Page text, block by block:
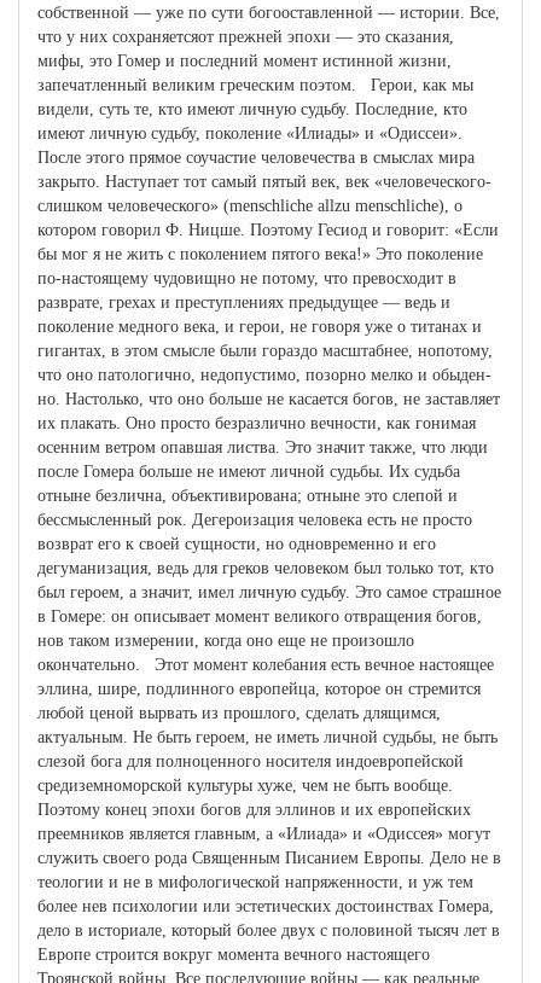
собственной — уже по сути богооставленной — истории. Все,
что у них сохраняетсяот прежней эпохи — это сказания,
мифы, это Гомер и последний мо­мент истинной жизни,
запечатленный великим греческим поэтом. Герои, как мы
видели, суть те, кто имеют личную судьбу. Послед­ние, кто
имеют личную судьбу, поколение «Илиады» и «Одиссеи».
После этого прямое соучастие человечества в смыслах мира
закры­то. Наступает тот самый пятый век, век «человеческого-
слишком человеческого» (menschliche allzu menschliche), о
котором говорил Ф. Ницше. Поэтому Гесиод и говорит: «Если
бы мог я не жить с по­колением пятого века!» Это поколение
по-настоящему чудовищно не потому, что превосходит в
разврате, грехах и преступлениях пре­дыдущее — ведь и
поколение медного века, и герои, не говоря уже о титанах и
гигантах, в этом смысле были гораздо масштабнее, нопотому,
что оно патологично, недопустимо, позорно мелко и обыден­
но. Настолько, что оно больше не касается богов, не заставляет
их плакать. Оно просто безразлично вечности, как гонимая
осенним ветром опавшая листва. Это значит также, что люди
после Гомера больше не имеют личной судьбы. Их судьба
отныне безлична, объ­ективирована; отныне это слепой и
бессмысленный рок. Дегероиза­ция человека есть не просто
возврат его к своей сущности, но одно­временно и его
дегуманизация, ведь для греков человеком был только тот, кто
был героем, а значит, имел личную судьбу. Это самое страш­ное
в Гомере: он описывает момент великого отвращения богов,
нов таком измерении, когда оно еще не произошло
окончательно. Этот момент колебания есть вечное настоящее
эллина, шире, подлинного европейца, которое он стремится
любой ценой вырвать из прошлого, сделать длящимся,
актуальным. Не быть героем, не иметь личной судьбы, не быть
слезой бога для полноценного носи­теля индоевропейской
средиземноморской культуры хуже, чем не быть вообще.
Поэтому конец эпохи богов для эллинов и их европей­ских
преемников является главным, а «Илиада» и «Одиссея» могут
служить своего рода Священным Писанием Европы. Дело не в
тео­логии и не в мифологической напряженности, и уж тем
более нев психологии или эстетических достоинствах Гомера,
дело в историале, который более двух с половиной тысяч лет в
Европе строится вокруг момента вечного настоящего
Троянской войны. Все последу­ющие войны — как реальные,